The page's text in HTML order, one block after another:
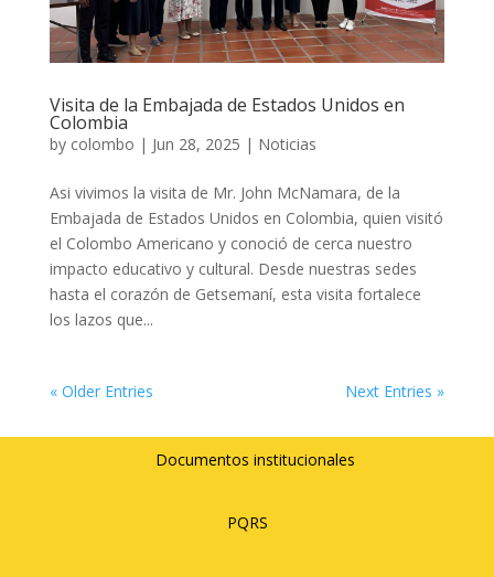
Visita de la Embajada de Estados Unidos en
Colombia
by colombo | Jun 28, 2025 | Noticias
Asi vivimos la visita de Mr. John McNamara, de la
Embajada de Estados Unidos en Colombia, quien visitó
el Colombo Americano y conoció de cerca nuestro
impacto educativo y cultural. Desde nuestras sedes
hasta el corazón de Getsemaní, esta visita fortalece
los lazos que...
« Older Entries Next Entries »
Documentos institucionales
PQRS